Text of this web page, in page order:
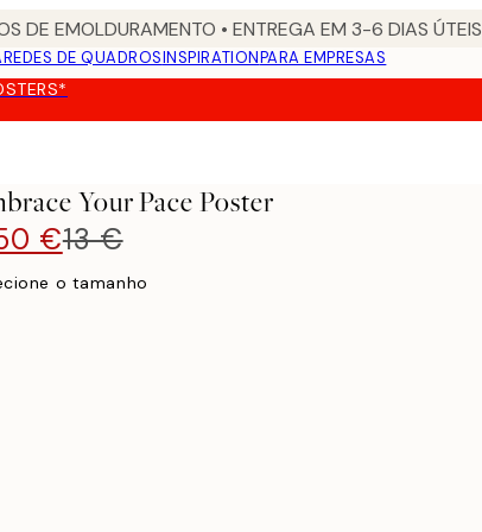
DE EMOLDURAMENTO • ENTREGA EM 3-6 DIAS ÚTEIS
DE QUADROSINSPIRATIONPARA EMPRESAS
Your Pace Poster
€13 €
o tamanho